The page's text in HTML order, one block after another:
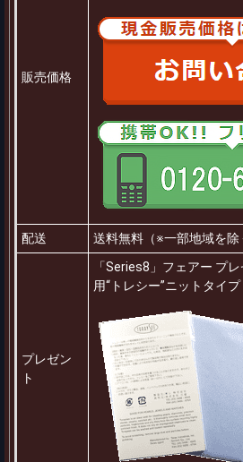
販売価格
配送 送料無料（※一部地域を除
プレゼン
ト
「Series8」フェアー プ
用“トレシー”ニットタイ